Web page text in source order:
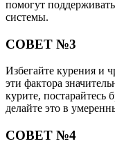
помогут
системы.
СОВЕТ №3
Избегайте курения и
эти фактора
курите, постарайтесь
делайте это в
СОВЕТ №4